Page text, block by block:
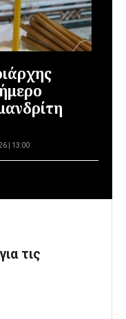
| 13:00
για τις